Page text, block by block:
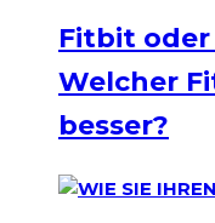
Fitbit
Welcher
besser?